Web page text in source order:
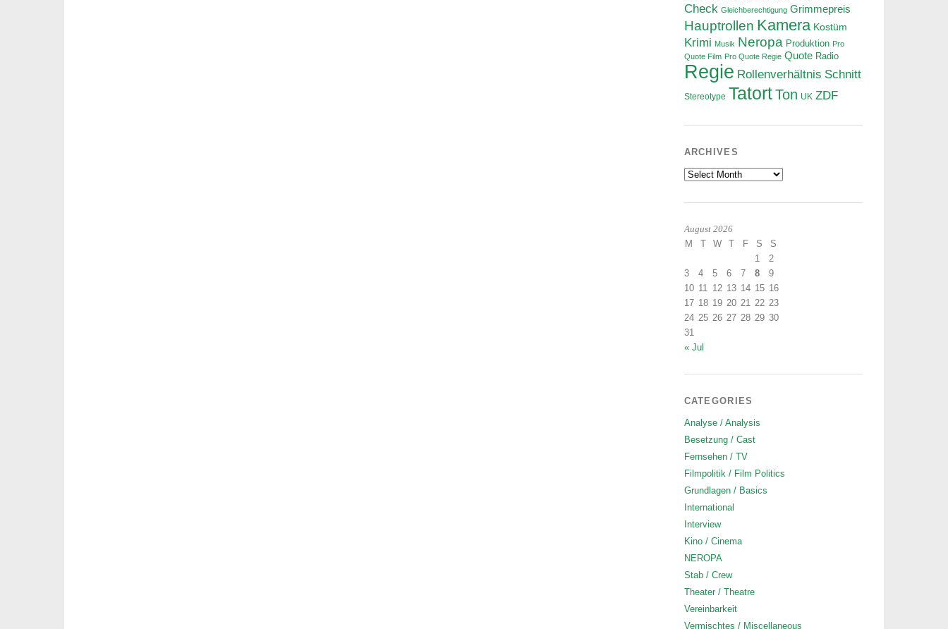
Check Gleichberechtigung Grimmepreis
Hauptrollen Kamera Kostüm
Krimi Musik Neropa Produktion Pro
Quote Film Pro Quote Regie Quote Radio
Regie Rollenverhältnis Schnitt
Stereotype Tatort Ton UK ZDF
ARCHIVES
Archives
August 2026
M T W T F S
S
1
2
3
4 5 6 7 8
9
10 11 12 13 14 15 16
17 18 19 20 21 22 23
24 25 26 27 28 29 30
31
« Jul
CATEGORIES
Analyse / Analysis
Besetzung / Cast
Fernsehen / TV
Filmpolitik / Film Politics
Grundlagen / Basics
International
Interview
Kino / Cinema
NEROPA
Stab / Crew
Theater / Theatre
Vereinbarkeit
Vermischtes / Miscellaneous